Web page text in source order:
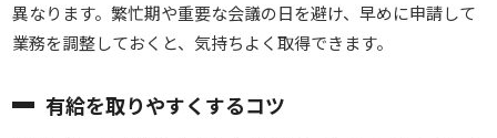
異なります。繁忙期や重要な会議の日を避け、早めに申請して
業務を調整しておくと、気持ちよく取得できます。
有給を取りやすくするコツ